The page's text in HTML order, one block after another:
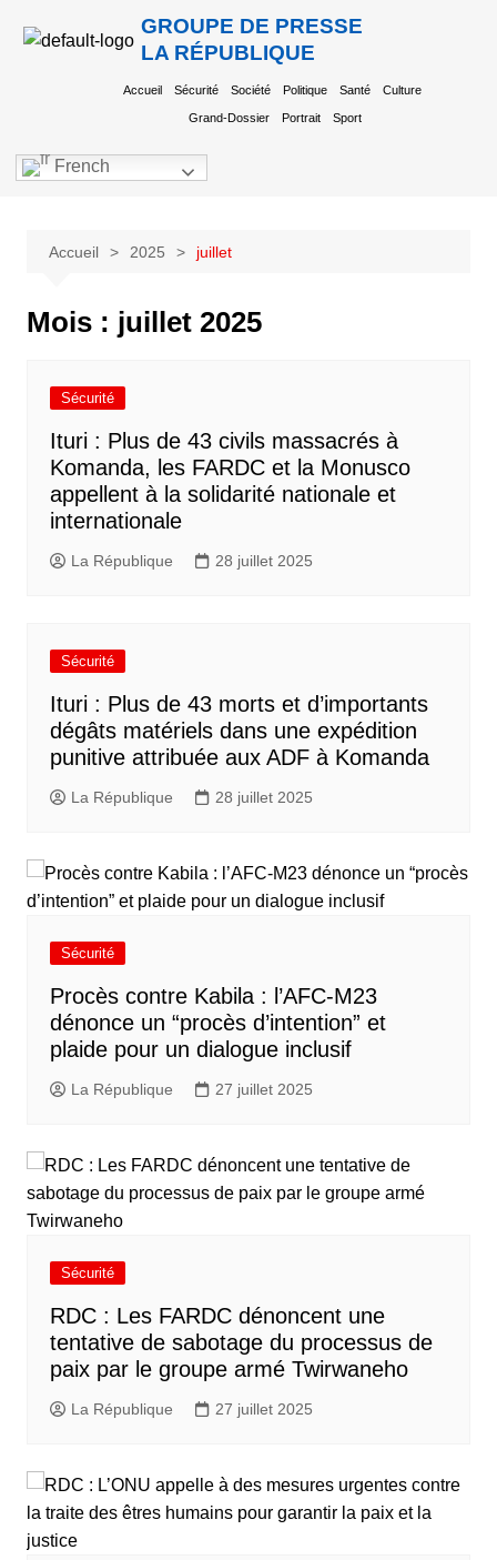
GROUPE DE PRESSE
LA RÉPUBLIQUE
Accueil Sécurité Société Politique Santé Culture
Grand-Dossier Portrait Sport
French
Accueil 2025 juillet
Mois : juillet 2025
Sécurité
Ituri : Plus de 43 civils massacrés à
Komanda, les FARDC et la Monusco
appellent à la solidarité nationale et
internationale
La République 28 juillet 2025
Sécurité
Ituri : Plus de 43 morts et d’importants
dégâts matériels dans une expédition
punitive attribuée aux ADF à Komanda
La République 28 juillet 2025
Sécurité
Procès contre Kabila : l’AFC-M23
dénonce un “procès d’intention” et
plaide pour un dialogue inclusif
La République 27 juillet 2025
Sécurité
RDC : Les FARDC dénoncent une
tentative de sabotage du processus de
paix par le groupe armé Twirwaneho
La République 27 juillet 2025